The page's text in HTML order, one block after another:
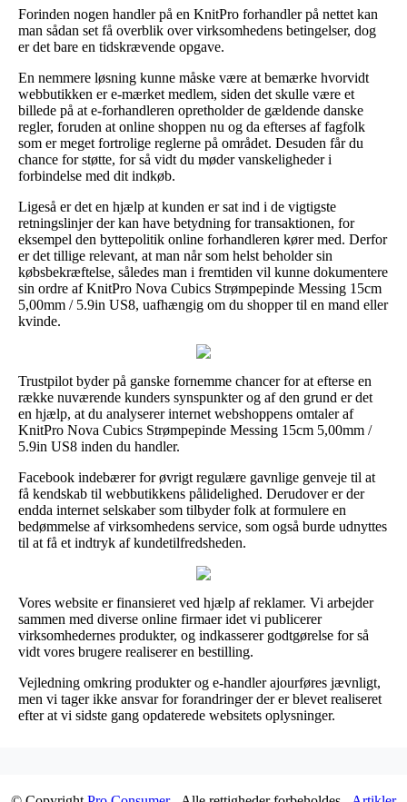
Forinden nogen handler på en KnitPro forhandler på nettet kan
man sådan set få overblik over virksomhedens betingelser, dog
er det bare en tidskrævende opgave.
En nemmere løsning kunne måske være at bemærke hvorvidt
webbutikken er e-mærket medlem, siden det skulle være et
billede på at e-forhandleren opretholder de gældende danske
regler, foruden at online shoppen nu og da efterses af fagfolk
som er meget fortrolige reglerne på området. Desuden får du
chance for støtte, for så vidt du møder vanskeligheder i
forbindelse med dit indkøb.
Ligeså er det en hjælp at kunden er sat ind i de vigtigste
retningslinjer der kan have betydning for transaktionen, for
eksempel den byttepolitik online forhandleren kører med. Derfor
er det tillige relevant, at man når som helst beholder sin
købsbekræftelse, således man i fremtiden vil kunne dokumentere
sin ordre af KnitPro Nova Cubics Strømpepinde Messing 15cm
5,00mm / 5.9in US8, uafhængig om du shopper til en mand eller
kvinde.
Trustpilot byder på ganske fornemme chancer for at efterse en
række nuværende kunders synspunkter og af den grund er det
en hjælp, at du analyserer internet webshoppens omtaler af
KnitPro Nova Cubics Strømpepinde Messing 15cm 5,00mm /
5.9in US8 inden du handler.
Facebook indebærer for øvrigt regulære gavnlige genveje til at
få kendskab til webbutikkens pålidelighed. Derudover er der
endda internet selskaber som tilbyder folk at formulere en
bedømmelse af virksomhedens service, som også burde udnyttes
til at få et indtryk af kundetilfredsheden.
Vores website er finansieret ved hjælp af reklamer. Vi arbejder
sammen med diverse online firmaer idet vi publicerer
virksomhedernes produkter, og indkasserer godtgørelse for så
vidt vores brugere realiserer en bestilling.
Vejledning omkring produkter og e-handler ajourføres jævnligt,
men vi tager ikke ansvar for forandringer der er blevet realiseret
efter at vi sidste gang opdaterede websitets oplysninger.